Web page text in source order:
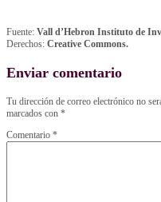
Fuente: Vall d’Hebron Instituto de
Derechos: Creative Commons.
Enviar comentario
Tu dirección de correo electrónico no
marcados con *
Comentario *